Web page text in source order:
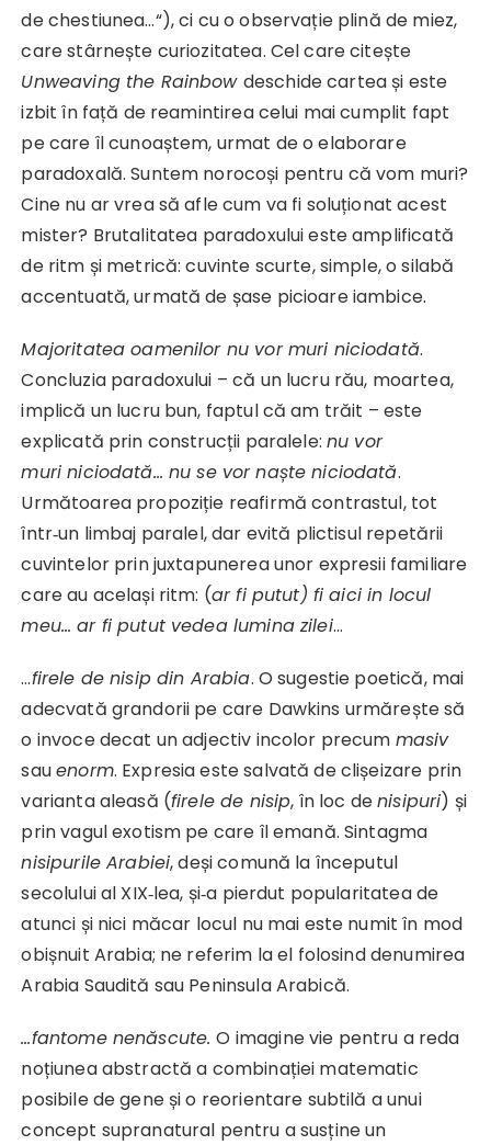
de chestiunea…“), ci cu o observație plină de miez,
care stârnește curiozitatea. Cel care citește
Unweaving the Rainbow deschide cartea și este
izbit în față de reamintirea celui mai cumplit fapt
pe care îl cunoaștem, urmat de o elaborare
paradoxală. Suntem norocoși pentru că vom muri?
Cine nu ar vrea să afle cum va fi soluționat acest
mister? Brutalitatea paradoxului este amplificată
de ritm și metrică: cuvinte scurte, simple, o silabă
accentuată, urmată de șase picioare iambice.
Majoritatea oamenilor nu vor muri niciodată.
Concluzia paradoxului – că un lucru rău, moartea,
implică un lucru bun, faptul că am trăit – este
explicată prin construcții paralele:nu vor
muriniciodată… nu se vor naște niciodată.
Următoarea propoziție reafirmă contrastul, tot
într‑un limbaj paralel, dar evită plictisul repetării
cuvintelor prin juxtapunerea unor expresii familiare
care au același ritm: (ar fi putut) fi aici in locul
meu… ar fi putut vedea lumina zilei…
…firele de nisip din Arabia. O sugestie poetică, mai
adecvată grandorii pe care Dawkins urmărește să
o invoce decat un adjectiv incolor precum masiv
sauenorm. Expresia este salvată de clișeizare prin
varianta aleasă (firele de nisip, în loc denisipuri) și
prin vagul exotism pe care îl emană. Sintagma
nisipurile Arabiei, deși comună la începutul
secolului al XIX‑lea, și‑a pierdut popularitatea de
atunci și nici măcar locul nu mai este numit în mod
obișnuit Arabia; ne referim la el folosind denumirea
Arabia Saudită sau Peninsula Arabică.
…fantome nenăscute.O imagine vie pentru a reda
noțiunea abstractă a combinației matematic
posibile de gene și o reorientare subtilă a unui
concept supranatural pentru a susține un